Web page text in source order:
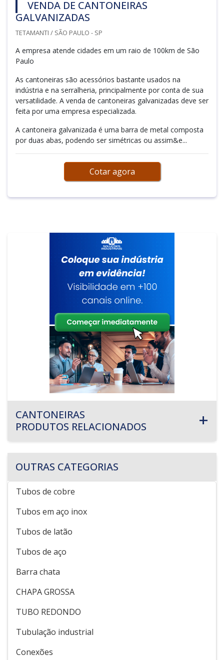
VENDA DE CANTONEIRAS
GALVANIZADAS
TETAMANTI / SÃO PAULO - SP
A empresa atende cidades em um raio de 100km de São
Paulo
As cantoneiras são acessórios bastante usados na
indústria e na serralheria, principalmente por conta de sua
versatilidade. A venda de cantoneiras galvanizadas deve ser
feita por uma empresa especializada.
A cantoneira galvanizada é uma barra de metal composta
por duas abas, podendo ser simétricas ou assim&e...
Cotar agora
CANTONEIRAS
PRODUTOS RELACIONADOS
OUTRAS CATEGORIAS
Tubos de cobre
Tubos em aço inox
Tubos de latão
Tubos de aço
Barra chata
CHAPA GROSSA
TUBO REDONDO
Tubulação industrial
Conexões